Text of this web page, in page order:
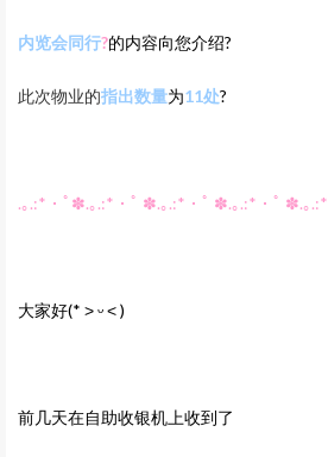
内览会同行‍?的内容向您介绍?
此次物业的指出数量为11处?
.｡.:*・ﾟ✽.｡.:*・ﾟ ✽.｡.:*・ﾟ ✽.｡.:*・ﾟ ✽.｡
大家好(* ˃ ᵕ ˂ )
前几天在自助收银机上收到了